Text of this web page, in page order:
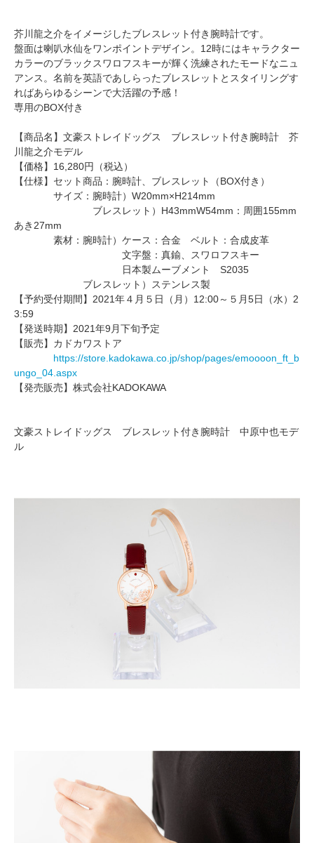
芥川龍之介をイメージしたブレスレット付き腕時計です。
盤面は喇叭水仙をワンポイントデザイン。12時にはキャラクター
カラーのブラックスワロフスキーが輝く洗練されたモードなニュ
アンス。名前を英語であしらったブレスレットとスタイリングす
ればあらゆるシーンで大活躍の予感！
専用のBOX付き
【商品名】文豪ストレイドッグス ブレスレット付き腕時計 芥
川龍之介モデル
【価格】16,280円（税込）
【仕様】セット商品：腕時計、ブレスレット（BOX付き）
サイズ：腕時計）W20mm×H214mm
ブレスレット）H43mmW54mm：周囲155mm
あき27mm
素材：腕時計）ケース：合金 ベルト：合成皮革
文字盤：真鍮、スワロフスキー
日本製ムーブメント S2035
ブレスレット）ステンレス製
【予約受付期間】2021年４月５日（月）12:00～５月5日（水）2
3:59
【発送時期】2021年9月下旬予定
【販売】カドカワストア
https://store.kadokawa.co.jp/shop/pages/emoooon_ft_b
ungo_04.aspx
【発売販売】株式会社KADOKAWA
文豪ストレイドッグス ブレスレット付き腕時計 中原中也モデ
ル